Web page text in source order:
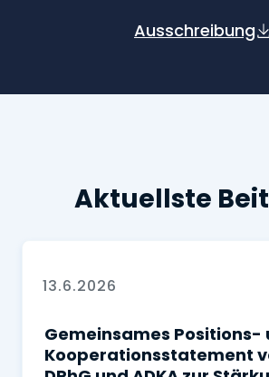
Ausschreibung
Aktuellste
13.6.2026
Gemeinsames Positions-
Kooperationsstatement